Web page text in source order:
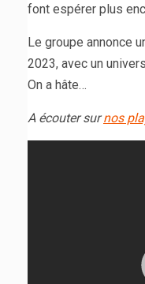
font espérer plus
Le groupe annonce
2023, avec un
On a hâte…
A écouter surnos